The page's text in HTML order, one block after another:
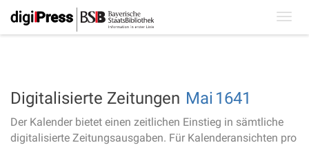
Digitalisierte Zeitungen Mai 1641
Der Kalender bietet einen zeitlichen Einstieg in sämtliche
digitalisierte Zeitungsausgaben. Für Kalenderansichten pro